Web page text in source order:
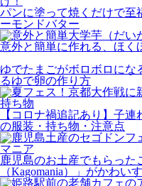
パンに塗って焼くだけで至
ーモンドバター
意外と簡単に作れる、ほく
ゆでたまごがボロボロに
るゆで卵の作り方
【コロナ禍追記あり】子
の服装・持ち物・注意点
鹿児島のお土産でもらった
（Kagomania）」がかわい